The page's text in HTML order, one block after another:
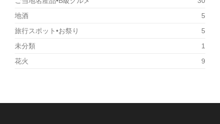
地酒
5
旅行スポット•お祭り
5
未分類
1
花火
9